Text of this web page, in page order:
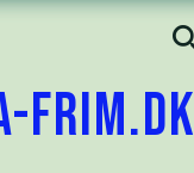
FRIM.DK